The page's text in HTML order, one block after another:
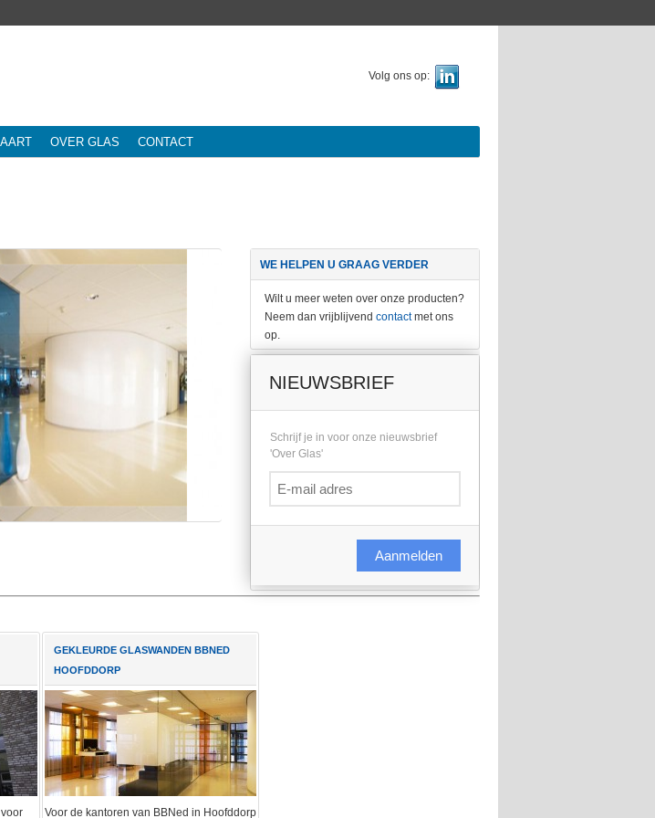
Volg ons op:
OVER GLAS CONTACT
Voor de kantoren van BBNed
glas met een gekleurde
WE HELPEN U GRAAG VERDER
Wilt u meer weten over onze producten?
Neem dan vrijblijvend contactmet ons
op.
NIEUWSBRIEF
Schrijf je in voor onze nieuwsbrief
'Over Glas'
Aanmelden
GEKLEURDE GLASWANDEN BBNED
HOOFDDORP
Voor de kantoren van BBNed in Hoofddorp